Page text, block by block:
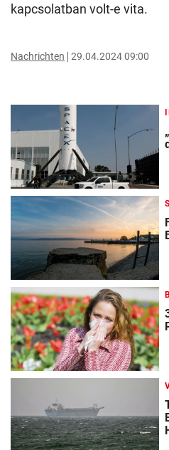
kapcsolatban volt-e vita.
Nachrichten 29.04.2024 09:00